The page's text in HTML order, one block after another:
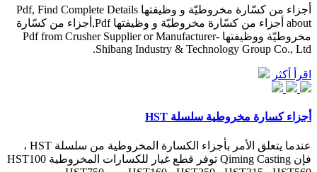
أجزاء من كسّارة مخروطيّة و وظيفتها Pdf, Find Complete Details
about أجزاء من كسّارة مخروطيّة و وظيفتها Pdf,أجزاء من كسّارة
مخروطيّة ووظيفتها Pdf from Crusher Supplier or Manufacturer-
Shibang Industry & Technology Group Co., Ltd.
اقرأ أكثر
أجزاء كسارة مخروطية سلسلة HST
عندما يتعلق الأمر بأجزاء الكسارة المخروطية من سلسلة HST ،
فإن Qiming Casting توفر قطع غيار للكسارات المخروطية HST100